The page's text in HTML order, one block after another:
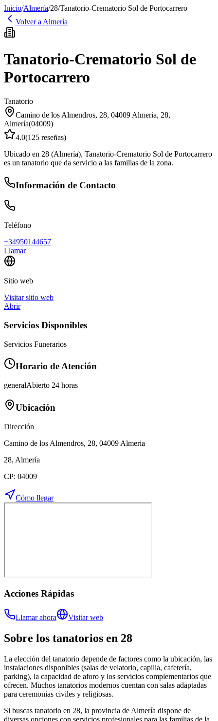
Inicio/Almería/28/Tanatorio-Crematorio Sol de Portocarrero
Volver a Almería
Tanatorio-Crematorio Sol de
Portocarrero
Tanatorio
Camino de los Almendros, 28, 04009 Almeria, 28,
Almería(04009)
4.0(125 reseñas)
Ubicado en 28 (Almería), Tanatorio-Crematorio Sol de Portocarrero
es un tanatorio que da servicio a las familias de la zona.
Información de Contacto
Teléfono
+34950144657
Llamar
Sitio web
Visitar sitio web
Abrir
Servicios Disponibles
Servicios Funerarios
Horario de Atención
generalAbierto 24 horas
Ubicación
Dirección
Camino de los Almendros, 28, 04009 Almeria
28, Almería
CP: 04009
Cómo llegar
Acciones Rápidas
Llamar ahora Visitar web
Sobre los tanatorios en 28
La elección del tanatorio depende de factores como la ubicación, las
instalaciones disponibles (salas de velatorio, capilla, cafetería,
parking), la capacidad de aforo y los servicios complementarios que
ofrecen. Muchos tanatorios modernos cuentan con salas adaptadas
para ceremonias civiles y religiosas.
Si buscas tanatorio en 28, la provincia de Almería dispone de
diversas opciones con servicios profesionales para las familias de la